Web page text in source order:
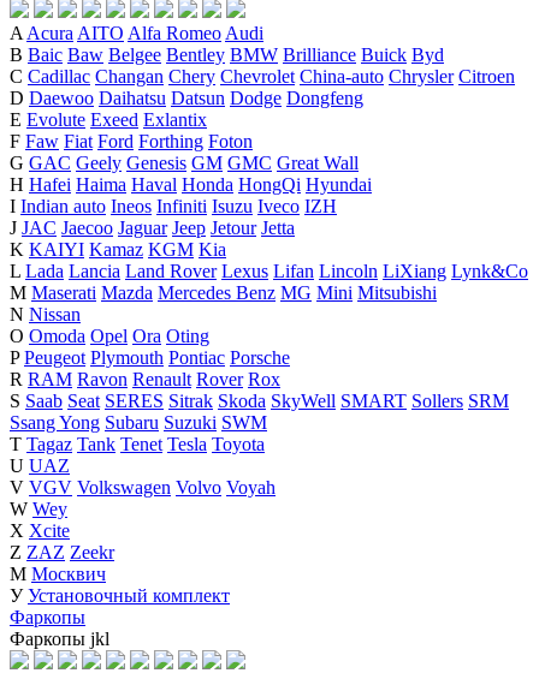
A Acura AITO Alfa Romeo Audi
B Baic Baw Belgee Bentley BMW Brilliance Buick Byd
C Cadillac Changan Chery Chevrolet China-auto Chrysler Citroen
D Daewoo Daihatsu Datsun Dodge Dongfeng
E Evolute Exeed Exlantix
F Faw Fiat Ford Forthing Foton
G GAC Geely Genesis GM GMC Great Wall
H Hafei Haima Haval Honda HongQi Hyundai
I Indian auto Ineos Infiniti Isuzu Iveco IZH
J JAC Jaecoo Jaguar Jeep Jetour Jetta
K KAIYI Kamaz KGM Kia
L Lada Lancia Land Rover Lexus Lifan Lincoln LiXiang Lynk&Co
M Maserati Mazda Mercedes Benz MG Mini Mitsubishi
N Nissan
O Omoda Opel Ora Oting
P Peugeot Plymouth Pontiac Porsche
R RAM Ravon Renault Rover Rox
S Saab Seat SERES Sitrak Skoda SkyWell SMART Sollers SRM
Ssang Yong Subaru Suzuki SWM
T Tagaz Tank Tenet Tesla Toyota
U UAZ
V VGV Volkswagen Volvo Voyah
W Wey
X Xcite
Z ZAZ Zeekr
М Москвич
У Установочный комплект
Фаркопы
Фаркопы jkl